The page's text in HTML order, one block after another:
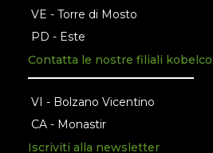
VE - Torre di Mosto
PD - Este
Contatta le nostre filiali kobelco
VI - Bolzano Vicentino
CA - Monastir
Iscriviti alla newsletter